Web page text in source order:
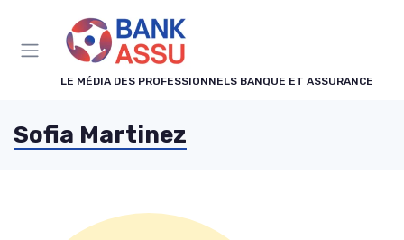
LE MÉDIA DES PROFESSIONNELS BANQUE ET ASSURANCE
Sofia Martinez